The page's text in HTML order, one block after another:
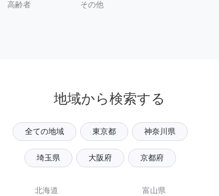
高齢者 その他
地域から検索する
全ての地域 東京都 神奈川県
埼玉県 大阪府 京都府
北海道
富山県